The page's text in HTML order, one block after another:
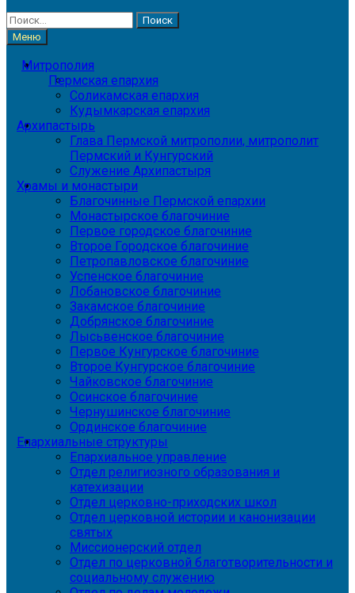
Найти:
Меню
Митрополия
Пермская епархия
Соликамская епархия
Кудымкарская епархия
Архипастырь
Глава Пермской митрополии, митрополит
Пермский и Кунгурский
Служение Архипастыря
Храмы и монастыри
Благочинные Пермской епархии
Монастырское благочиние
Первое городское благочиние
Второе Городское благочиние
Петропавловское благочиние
Успенское благочиние
Лобановское благочиние
Закамское благочиние
Добрянское благочиние
Лысьвенское благочиние
Первое Кунгурское благочиние
Второе Кунгурское благочиние
Чайковское благочиние
Осинское благочиние
Чернушинское благочиние
Ординское благочиние
Епархиальные структуры
Епархиальное управление
Отдел религиозного образования и
катехизации
Отдел церковно-приходских школ
Отдел церковной истории и канонизации
святых
Миссионерский отдел
Отдел по церковной благотворительности и
социальному служению